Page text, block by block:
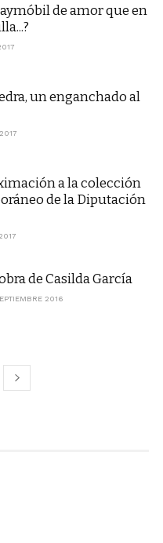
de amor que en
un enganchado al
a la colección
de la Diputación
de Casilda García
2016